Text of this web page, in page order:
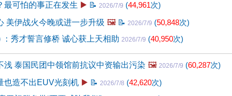
最可怕的事正在发生 ▶️ 📝 2026/7/9 (44,961次)
美伊战火今晚或进一步升级 🖼️ 📝 2026/7/9 (50,848次)
：秀才誓言修桥 诚心获上天相助 2026/7/9 (40,950次)
浅 泰国民团中领馆前抗议中资输出污染 🖼️ 2026/7/9 (60,287次)
也造不出EUV光刻机 ▶️ 📝 2026/7/8 (42,620次)